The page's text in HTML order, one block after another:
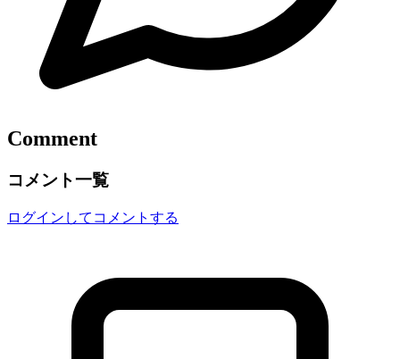
Comment
コメント一覧
ログインしてコメントする